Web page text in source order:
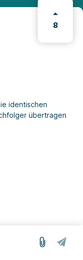
8
identischen
übertragen